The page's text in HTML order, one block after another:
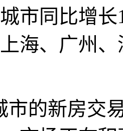
市同比增
海、广州
的新房交易